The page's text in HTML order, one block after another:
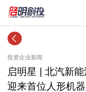
投资企业新闻
启明星 | 北汽新
迎来首位人形机